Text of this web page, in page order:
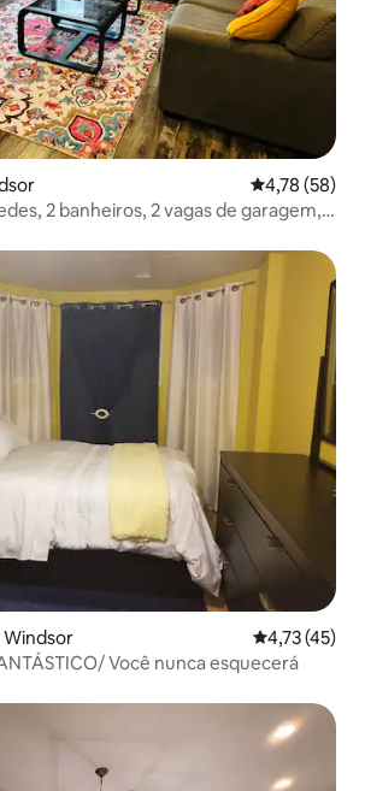
4,78 de uma
4,78 (58)
2 banheiros, 2 vagas de garagem,
Windsor 4,73 de uma
4,73 (45)
Você nunca esquecerá